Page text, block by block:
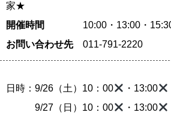
家★
開催時間
10:00・13:00・
お問い合わせ先
011-791-2220
日時：9/26（土）10：00 ・13:00
9/27（日）10：00
・13:00